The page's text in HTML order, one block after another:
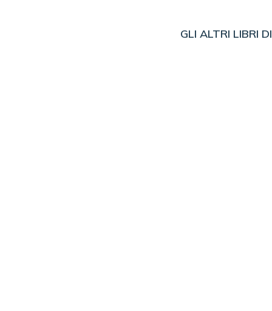
GLI ALTRI LIBRI DI